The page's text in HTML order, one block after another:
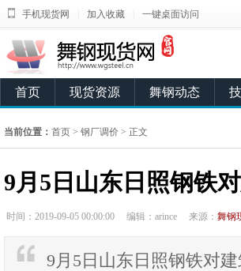
手机现货网 加入收藏 一键桌面访问
首页 现货资源 舞钢动态
当前位置： 首页 > 钢厂调价 > 正文
9月5日山东日照钢铁
时间：2019-09-05 00:00:00 编辑：arince 来源： 舞钢
9月5日山东日照钢铁对